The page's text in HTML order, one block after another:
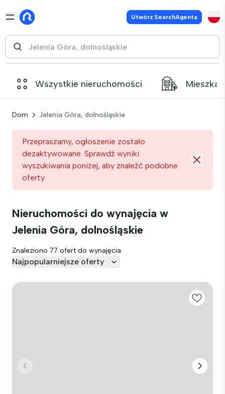
Utwórz SearchAgenta
Wszystkie nieruchomości
Dom Jelenia Góra, dolnośląskie
Przepraszamy, ogłoszenie zostało
dezaktywowane. Sprawdź wyniki
wyszukiwania poniżej, aby znaleźć podobne
oferty
Nieruchomości do wynajęcia w
Jelenia Góra, dolnośląskie
Znaleziono 77 ofert do wynajęcia
Najpopularniejsze oferty